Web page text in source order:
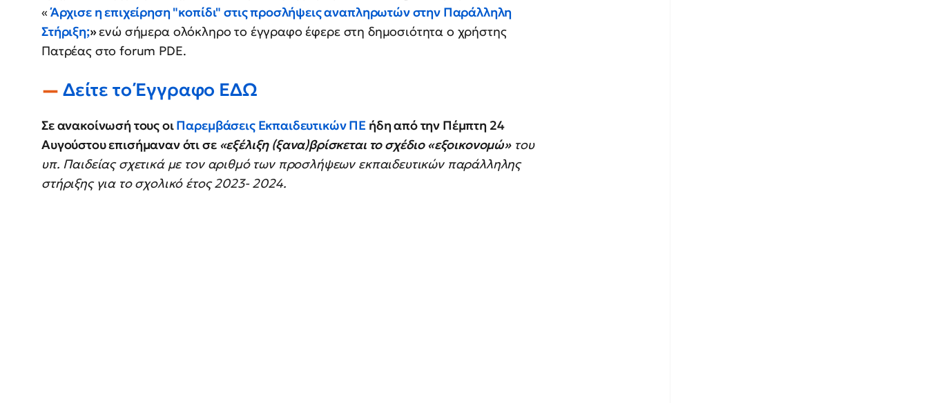
« Άρχισε η επιχείρηση "κοπίδι" στις προσλήψεις αναπληρωτών στην Παράλληλη
Στήριξη;»ενώ σήμερα ολόκληρο το έγγραφο έφερε στη δημοσιότητα ο χρήστης
Πατρέας στο forum PDE.
Δείτε το Έγγραφο ΕΔΩ
Σε ανακοίνωσή τους οιΠαρεμβάσεις Εκπαιδευτικών ΠΕ ήδη από την Πέμπτη 24
Αυγούστου επισήμαναν ότι σε «εξέλιξη (ξανα)βρίσκεται το σχέδιο «εξοικονομώ»του
υπ. Παιδείας σχετικά με τον αριθμό των προσλήψεων εκπαιδευτικών παράλληλης
στήριξης για το σχολικό έτος 2023- 2024.